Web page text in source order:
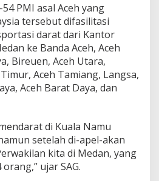
PMI asal Aceh yang
tersebut difasilitasi
darat dari Kantor
ke Banda Aceh, Aceh
Bireuen, Aceh Utara,
Aceh Tamiang, Langsa,
Aceh Barat Daya, dan
di Kuala Namu
setelah di-apel-akan
kita di Medan, yang
ujar SAG.